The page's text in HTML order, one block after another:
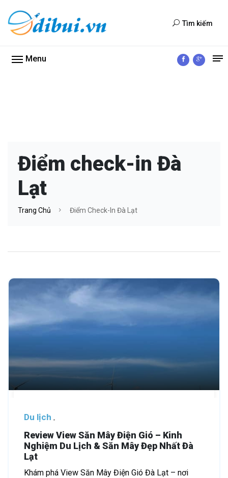
Tìm kiếm
Menu
Điểm check-in Đà
Lạt
Trang Chủ Điểm Check-In Đà Lạt
Du lịch
Review View Săn Mây Điện Gió – Kinh
Nghiệm Du Lịch & Săn Mây Đẹp Nhất Đà
Lạt
Khám phá View Săn Mây Điện Gió Đà Lạt – nơi